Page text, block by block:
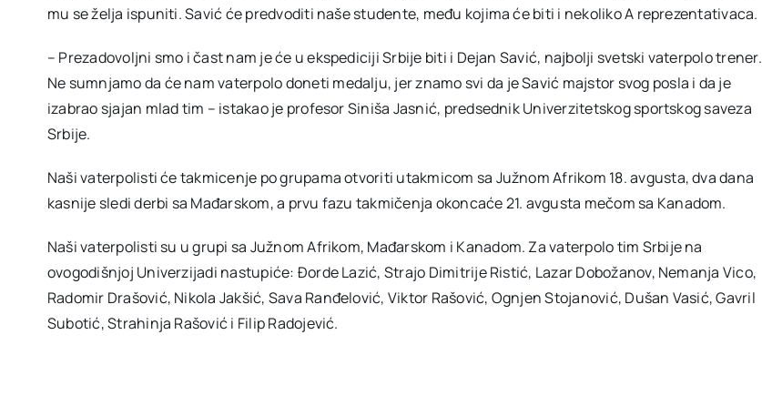
mu se želja ispuniti. Savić će predvoditi naše studente, među kojima će biti i nekoliko A reprezentativaca.
– Prezadovoljni smo i čast nam je će u ekspediciji Srbije biti i Dejan Savić, najbolji svetski vaterpolo trener.
Ne sumnjamo da će nam vaterpolo doneti medalju, jer znamo svi da je Savić majstor svog posla i da je
izabrao sjajan mlad tim – istakao je profesor Siniša Jasnić, predsednik Univerzitetskog sportskog saveza
Srbije.
Naši vaterpolisti će takmicenje po grupama otvoriti utakmicom sa Južnom Afrikom 18. avgusta, dva dana
kasnije sledi derbi sa Mađarskom, a prvu fazu takmičenja okoncaće 21. avgusta mečom sa Kanadom.
Naši vaterpolisti su u grupi sa Južnom Afrikom, Mađarskom i Kanadom. Za vaterpolo tim Srbije na
ovogodišnjoj Univerzijadi nastupiće: Đorde Lazić, Strajo Dimitrije Ristić, Lazar Dobožanov, Nemanja Vico,
Radomir Drašović, Nikola Jakšić, Sava Ranđelović, Viktor Rašović, Ognjen Stojanović, Dušan Vasić, Gavril
Subotić, Strahinja Rašović i Filip Radojević.